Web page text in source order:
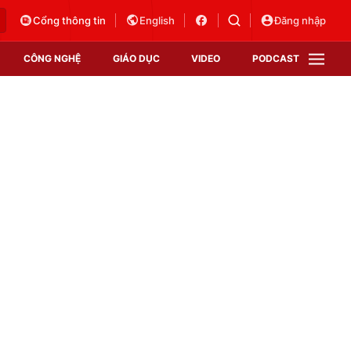
Cổng thông tin English Đăng nhập
CÔNG NGHỆ GIÁO DỤC VIDEO PODCAST